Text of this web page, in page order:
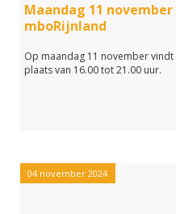
Maandag 11
mboRijnland
Op maandag 11 november
plaats van 16.00 tot 21.00 uur.
04 november 2024